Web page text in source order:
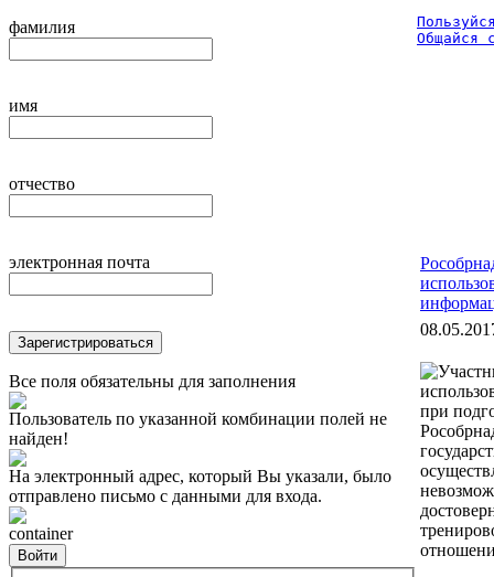
фамилия
имя
отчество
электронная почта
Зарегистрироваться
Все поля обязательны для заполнения
Пользователь по указанной комбинации полей не
найден!
На электронный адрес, который Вы указали, было
отправлено письмо с данными для входа.
container
Войти
Общайся